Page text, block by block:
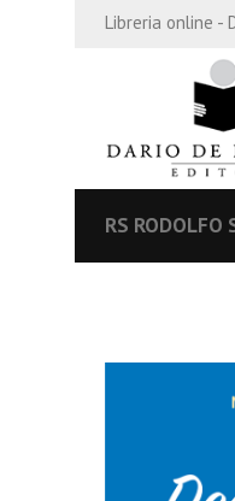
Libreria online -
RS RODOLFO